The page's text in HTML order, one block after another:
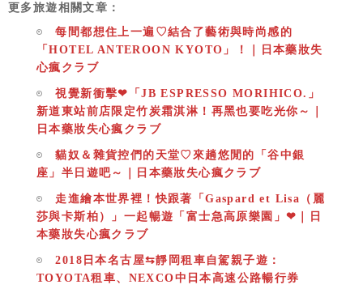
更多旅遊相關文章：
每間都想住上一遍♡結合了藝術與時尚感的
「HOTEL ANTEROON KYOTO」！｜日本藥妝失
心瘋クラブ
視覺新衝擊❤「JB ESPRESSO MORIHICO.」
新道東站前店限定竹炭霜淇淋！再黑也要吃光你～｜
日本藥妝失心瘋クラブ
貓奴＆雜貨控們的天堂♡來趟悠閒的「谷中銀
座」半日遊吧～｜日本藥妝失心瘋クラブ
走進繪本世界裡！快跟著「Gaspard et Lisa（麗
莎與卡斯柏）」一起暢遊「富士急高原樂園」❤｜日
本藥妝失心瘋クラブ
2018日本名古屋⇆靜岡租車自駕親子遊：
TOYOTA租車、NEXCO中日本高速公路暢行券